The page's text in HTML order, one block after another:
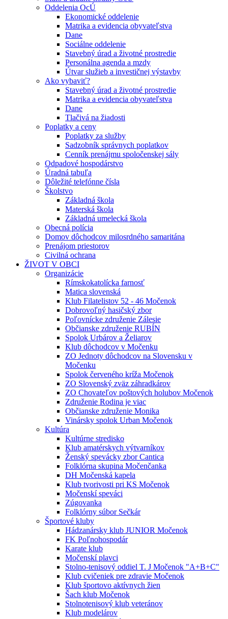
Oddelenia OcÚ
Ekonomické oddelenie
Matrika a evidencia obyvateľstva
Dane
Sociálne oddelenie
Stavebný úrad a životné prostredie
Personálna agenda a mzdy
Útvar služieb a investičnej výstavby
Ako vybaviť?
Stavebný úrad a životné prostredie
Matrika a evidencia obyvateľstva
Dane
Tlačivá na žiadosti
Poplatky a ceny
Poplatky za služby
Sadzobník správnych poplatkov
Cenník prenájmu spoločenskej sály
Odpadové hospodárstvo
Úradná tabuľa
Dôležité telefónne čísla
Školstvo
Základná škola
Materská škola
Základná umelecká škola
Obecná polícia
Domov dôchodcov milosrdného samaritána
Prenájom priestorov
Civilná ochrana
ŽIVOT V OBCI
Organizácie
Rímskokatolícka farnosť
Matica slovenská
Klub Filatelistov 52 - 46 Močenok
Dobrovoľný hasičský zbor
Poľovnícke združenie Zálesie
Občianske združenie RUBÍN
Spolok Urbárov a Želiarov
Klub dôchodcov v Močenku
ZO Jednoty dôchodcov na Slovensku v
Močenku
Spolok červeného kríža Močenok
ZO Slovenský zväz záhradkárov
ZO Chovateľov poštových holubov Močenok
Združenie Rodina je viac
Občianske združenie Monika
Vinársky spolok Urban Močenok
Kultúra
Kultúrne stredisko
Klub amatérskych výtvarníkov
Ženský spevácky zbor Cantica
Folklórna skupina Močenčanka
DH Močenská kapela
Klub tvorivosti pri KS Močenok
Močenskí speváci
Zúgovanka
Folklórny súbor Sečkár
Športové kluby
Hádzanársky klub JUNIOR Močenok
FK Poľnohospodár
Karate klub
Močenskí plavci
Stolno-tenisový oddiel T. J Močenok "A+B+C"
Klub cvičeniek pre zdravie Močenok
Klub športovo aktívnych žien
Šach klub Močenok
Stolnotenisový klub veteránov
Klub modelárov